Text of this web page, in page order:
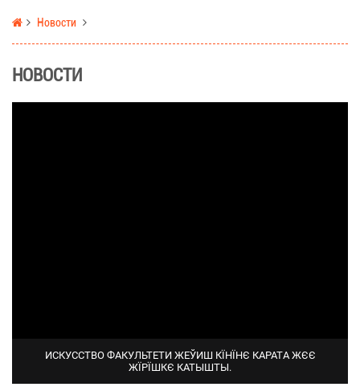
Новости
НОВОСТИ
ИСКУССТВО ФАКУЛЬТЕТИ ЖЕЎИШ КЇНЇНЄ КАРАТА ЖЄЄ
ЖЇРЇШКЄ КАТЫШТЫ.